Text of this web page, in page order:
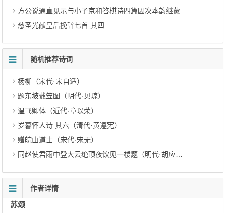
方公说通直见示与小子京和答棋诗四篇因次本韵继蒙宠惠前后凡十五篇牵强奉答 其三
慈圣光献皇后挽辞七首 其四
随机推荐诗词
杨柳（宋代·宋自适）
题东坡戴笠图（明代·贝琼）
温飞卿体（近代·章以荣）
岁暮怀人诗 其六（清代·黄遵宪）
赠皖山道士（宋代·宋无）
同赵使君雨中登大云绝顶夜饮见一楼题（明代·胡应麟）
作者详情
苏颂